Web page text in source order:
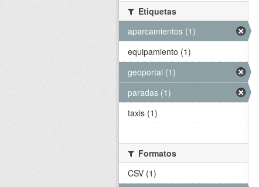
Etiquetas
aparcamientos (1)
equipamiento (1)
geoportal (1)
paradas (1)
taxis (1)
Formatos
CSV (1)